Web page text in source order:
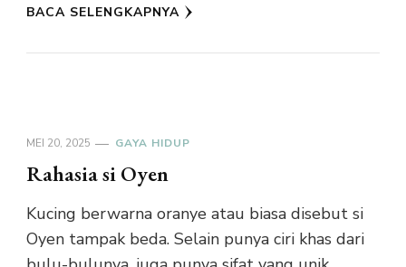
BACA SELENGKAPNYA
MEI 20, 2025 GAYA HIDUP
Rahasia si Oyen
Kucing berwarna oranye atau biasa disebut si
Oyen tampak beda. Selain punya ciri khas dari